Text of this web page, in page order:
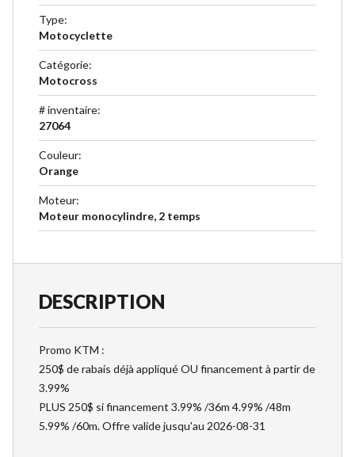
Type:
Motocyclette
Catégorie:
Motocross
# inventaire:
27064
Couleur:
Orange
Moteur:
Moteur monocylindre, 2 temps
DESCRIPTION
Promo KTM :
250$ de rabais déjà appliqué OU financement à partir de
3.99%
PLUS 250$ si financement 3.99% /36m 4.99% /48m
5.99% /60m. Offre valide jusqu'au 2026-08-31